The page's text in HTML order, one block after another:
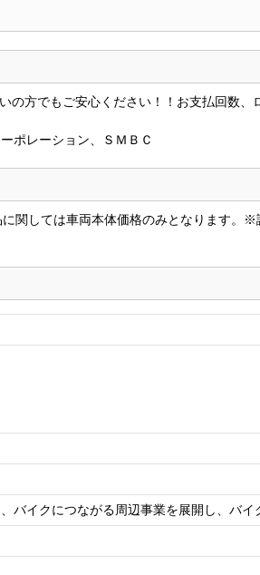
でもご安心ください！！お支払回数、
ポレーション、ＳＭＢＣ
関しては車両本体価格のみとなります。
バイクにつながる周辺事業を展開し、バ